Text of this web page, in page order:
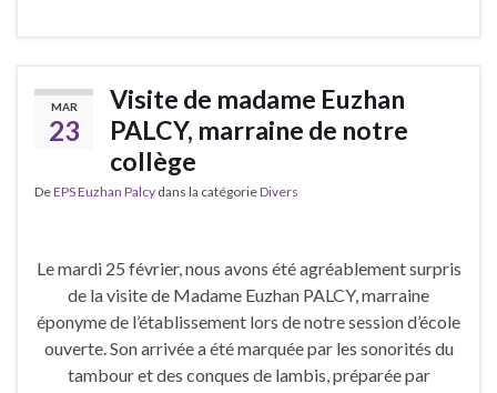
MAR
23
Visite de madame Euzhan
PALCY, marraine de notre
collège
DeEPS Euzhan Palcy dans la catégorieDivers
Le mardi 25 février, nous avons été agréablement surpris
de la visite de Madame Euzhan PALCY, marraine
éponyme de l’établissement lors de notre session d’école
ouverte. Son arrivée a été marquée par les sonorités du
tambour et des conques de lambis, préparée par